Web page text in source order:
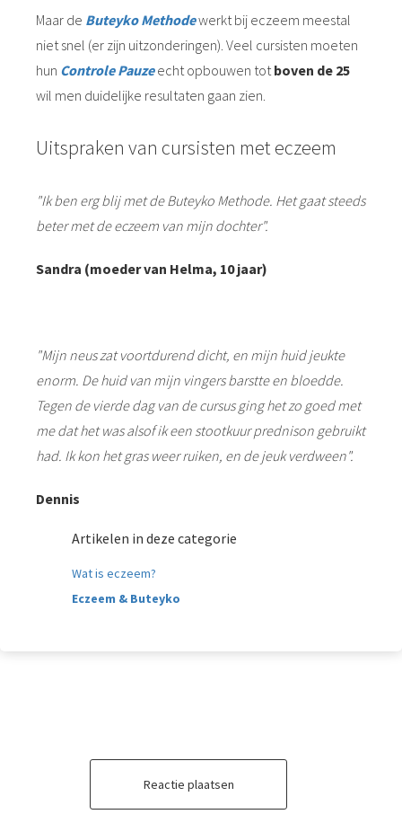
Maar de Buteyko Methodewerkt bij eczeem meestal
niet snel (er zijn uitzonderingen). Veel cursisten moeten
hun Controle Pauzeecht opbouwen totboven de 25
wil men duidelijke resultaten gaan zien.
Uitspraken van cursisten met eczeem
"Ik ben erg blij met de Buteyko Methode. Het gaat steeds
beter met de eczeem van mijn dochter".
Sandra (moeder van Helma, 10 jaar)
"Mijn neus zat voortdurend dicht, en mijn huid jeukte
enorm. De huid van mijn vingers barstte en bloedde.
Tegen de vierde dag van de cursus ging het zo goed met
me dat het was alsof ik een stootkuur prednison gebruikt
had. Ik kon het gras weer ruiken, en de jeuk verdween".
Dennis
Artikelen in deze categorie
Wat is eczeem?
Eczeem & Buteyko
Reactie plaatsen